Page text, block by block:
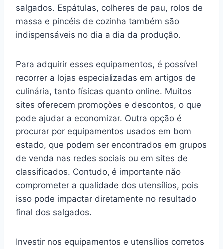
salgados. Espátulas, colheres de pau, rolos de
massa e pincéis de cozinha também são
indispensáveis no dia a dia da produção.
Para adquirir esses equipamentos, é possível
recorrer a lojas especializadas em artigos de
culinária, tanto físicas quanto online. Muitos
sites oferecem promoções e descontos, o que
pode ajudar a economizar. Outra opção é
procurar por equipamentos usados em bom
estado, que podem ser encontrados em grupos
de venda nas redes sociais ou em sites de
classificados. Contudo, é importante não
comprometer a qualidade dos utensílios, pois
isso pode impactar diretamente no resultado
final dos salgados.
Investir nos equipamentos e utensílios corretos